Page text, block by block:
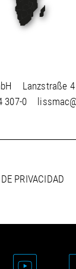
Lanzstraße 4
307-0
PRIVACIDAD